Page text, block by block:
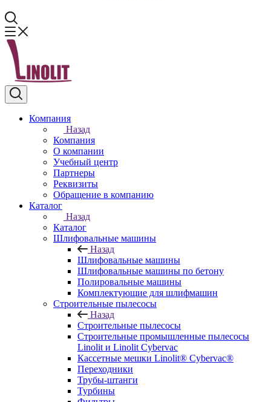
Компания
Назад
Компания
О компании
Учебный центр
Партнеры
Реквизиты
Обращение в компанию
Каталог
Назад
Каталог
Шлифовальные машины
Назад
Шлифовальные машины
Шлифовальные машины по бетону
Полировальные машины
Комплектующие для шлифмашин
Строительные пылесосы
Назад
Строительные пылесосы
Строительные промышленные пылесосы
Linolit и Linolit Cybervac
Кассетные мешки Linolit® Cybervac®
Переходники
Трубы-штанги
Турбины